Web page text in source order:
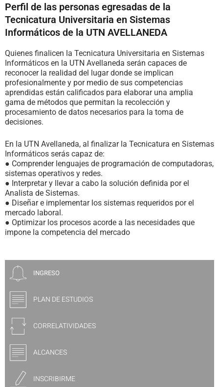
Perfil de las personas egresadas de la
Tecnicatura Universitaria en Sistemas
Informáticos de la UTN AVELLANEDA
Quienes finalicen la Tecnicatura Universitaria en Sistemas
Informáticos en la UTN Avellaneda serán capaces de
reconocer la realidad del lugar donde se implican
profesionalmente y por medio de sus competencias
aprendidas están calificados para elaborar una amplia
gama de métodos que permitan la recolección y
procesamiento de datos necesarios para la toma de
decisiones.
En la UTN Avellaneda, al finalizar la Tecnicatura en Sistemas
Informáticos serás capaz de:
● Comprender lenguajes de programación de computadoras,
sistemas operativos y redes.
● Interpretar y llevar a cabo la solución definida por el
Analista de Sistemas.
● Diseñar e implementar los sistemas requeridos por el
mercado laboral.
● Optimizar los procesos acorde a las necesidades que
impone la competencia del mercado
INGRESO
PLAN DE ESTUDIOS
CORRELATIVIDADES
ALCANCES
INSCRIBIRME